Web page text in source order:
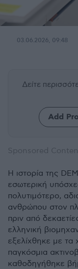
03.06.2026, 09:48
Δείτε
Add
Sponsored
Η ιστορία της
εσωτερική
πολυτιμότερο,
ανθρώπου στον
πριν από
ελληνική
εξελίχθηκε με τα
παγκόσμια
καθοδηγήθηκε